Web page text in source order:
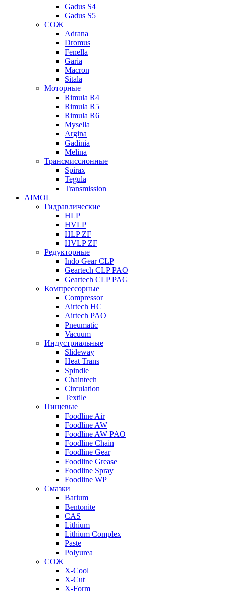
Gadus S4
Gadus S5
СОЖ
Adrana
Dromus
Fenella
Garia
Macron
Sitala
Моторные
Rimula R4
Rimula R5
Rimula R6
Mysella
Argina
Gadinia
Melina
Трансмиссионные
Spirax
Tegula
Transmission
AIMOL
Гидравлические
HLP
HVLP
HLP ZF
HVLP ZF
Редукторные
Indo Gear CLP
Geartech CLP PAO
Geartech CLP PAG
Компрессорные
Compressor
Airtech HC
Airtech PAO
Pneumatic
Vacuum
Индустриальные
Slideway
Heat Trans
Spindle
Chaintech
Circulation
Textile
Пищевые
Foodline Air
Foodline AW
Foodline AW PAO
Foodline Chain
Foodline Gear
Foodline Grease
Foodline Spray
Foodline WP
Смазки
Barium
Bentonite
CAS
Lithium
Lithium Complex
Paste
Polyurea
СОЖ
X-Cool
X-Cut
X-Form